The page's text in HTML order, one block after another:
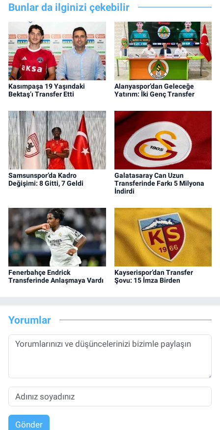
Bunlar da ilginizi çekebilir
Kasımpaşa 19 Yaşındaki
Bektaş’ı Transfer Etti
Alanyaspor’dan Geleceğe
Yatırım: İki Genç Transfer
Samsunspor’da Kadro
Değişimi: 8 Gitti, 7 Geldi
Galatasaray Can Uzun
Transferinde Farkı 5 Milyona
İndirdi
Fenerbahçe Endrick
Transferinde Anlaşmaya Vardı
Kayserispor’dan Transfer
Şovu: 15 İmza Birden
Yorumlar
Gönder